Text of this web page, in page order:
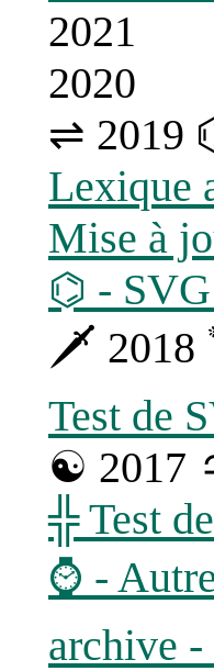
2021
2020
⇌ 2019
Lexique
Mise à
⌬ - SVG
🗡 2018
Test de
☯ 2017
╬ Test
⌚ -
archive